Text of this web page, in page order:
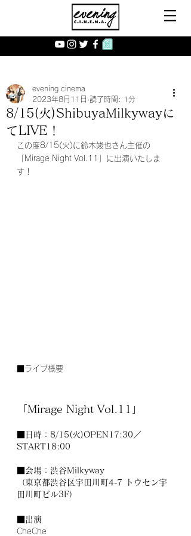
8/15(火)ShibuyaMilkywayに
てLIVE！
evening cinema
2023年8月11日 読了時間: 1分
この度8/15(火)に鈴木竣也さん主催の
「Mirage Night Vol.11」に出演いたしま
す！
■ライブ概要
「Mirage Night Vol.11」
■日時：8/15(火)OPEN17:30／
START18:00
■会場：渋谷Milkyway
（東京都渋谷区宇田川町4-7 トウセン宇
田川町ビル3F）
■出演
CheChe